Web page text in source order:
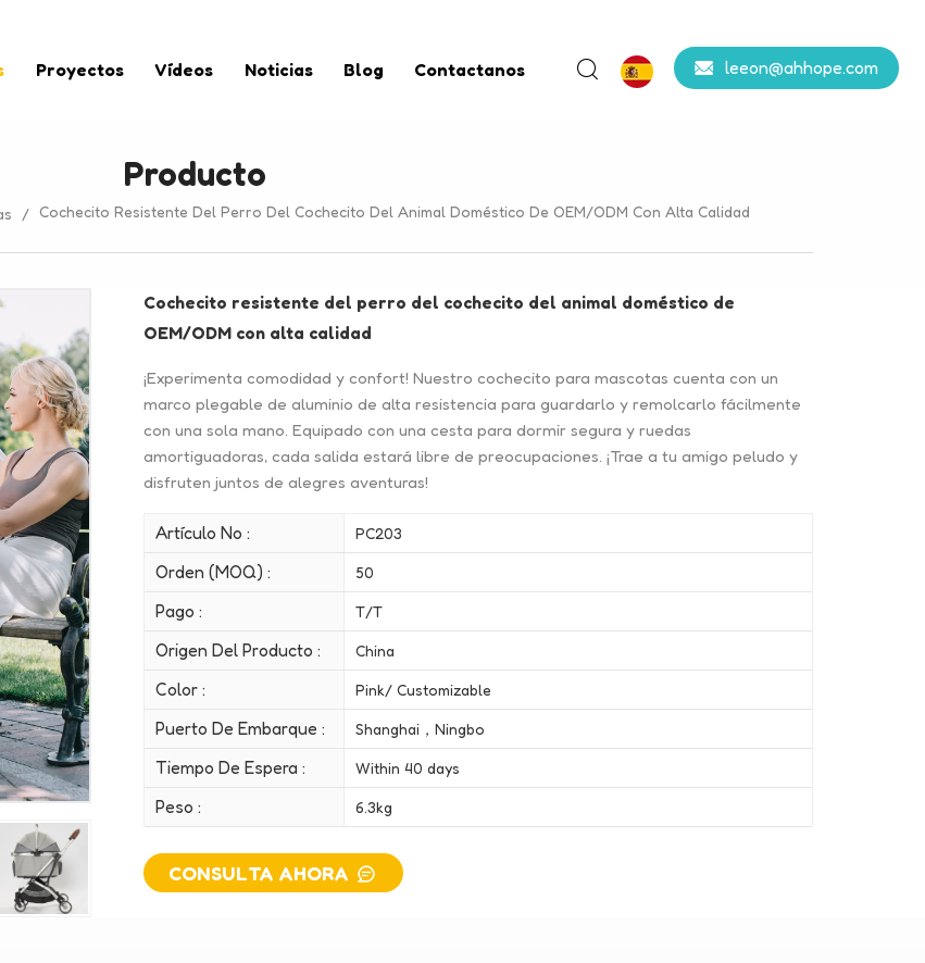
leeon@ahhope.com
Proyectos Vídeos Noticias Blog Contactanos
Producto
/ Cochecito Resistente Del Perro Del Cochecito Del Animal Doméstico De OEM/ODM Con Alta Calidad
Cochecito resistente del perro del cochecito del animal doméstico de
OEM/ODM con alta calidad
¡Experimenta comodidad y confort! Nuestro cochecito para mascotas cuenta con un
marco plegable de aluminio de alta resistencia para guardarlo y remolcarlo fácilmente
con una sola mano. Equipado con una cesta para dormir segura y ruedas
amortiguadoras, cada salida estará libre de preocupaciones. ¡Trae a tu amigo peludo y
disfruten juntos de alegres aventuras!
Artículo No : PC203
Orden (MOQ) : 50
Pago : T/T
Origen Del Producto : China
Color : Pink/ Customizable
Puerto De Embarque : Shanghai，Ningbo
Tiempo De Espera : Within 40 days
Peso : 6.3kg
CONSULTA AHORA